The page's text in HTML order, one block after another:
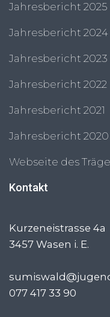
Jahresbericht 2025
Jahresbericht 2024
Jahresbericht 2023
Jahresbericht 2022
Jahresbericht 2021
Jahresbericht 2020
Webseite des
Kontakt
Kurzeneistrasse 4a
3457 Wasen i. E.
077 417 33 90